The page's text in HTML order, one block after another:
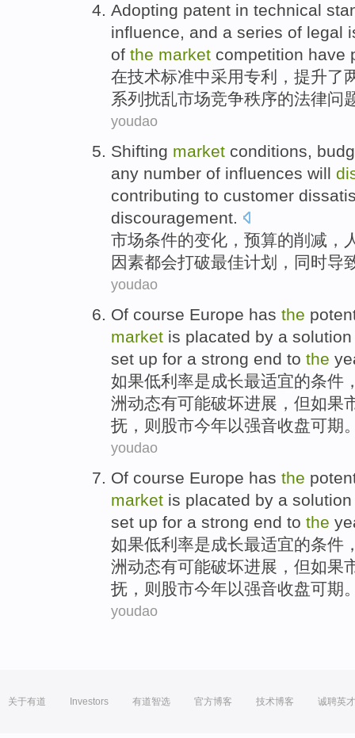
Adopting patent in technical
influence, and a series of legal
of the market competition have
在技术标准中采用专利 ， 提升了
系列 扰乱市场竞争秩序的法律问
youdao
Shifting market conditions,
any number of influences will
contributing to customer
discouragement.
市场条件的变化 ， 预算的削减 ，
因素都会打破最佳计划 ， 同时导
youdao
Of course Europe has the
market is placated by a solution
set up for a strong end to the
如果低利率是成长最适宜的条件
洲动态有可能破坏进展， 但如果
抚 ，则股市今年以强音收盘可期
youdao
Of course Europe has the
market is placated by a solution
set up for a strong end to the
如果低利率是成长最适宜的条件
洲动态有可能破坏进展， 但如果
抚 ，则股市今年以强音收盘可期
youdao
关于有道 Investors 有道智选 官方博客 技术博客 诚聘英才